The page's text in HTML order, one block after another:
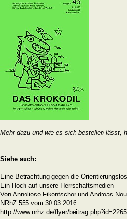
Mehr dazu und wie es sich bestellen lässt,
Siehe auch:
Eine Betrachtung gegen die
Ein Hoch auf unsere Herrschaftsmedien
Von Anneliese Fikentscher und Andreas
NRhZ 555 vom 30.03.2016
http://www.nrhz.de/flyer/